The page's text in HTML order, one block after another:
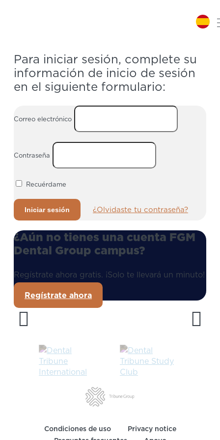
Para iniciar sesión, complete su
información de inicio de sesión
en el siguiente formulario:
Correo electrónico
Contraseña
Recuérdame
¿Olvidaste tu contraseña?
¿Aún no tienes una cuenta FGM
Dental Group campus?
Regístrate ahora gratis. ¡Solo te llevará un minuto!
Regístrate ahora
Condiciones de uso
Privacy notice